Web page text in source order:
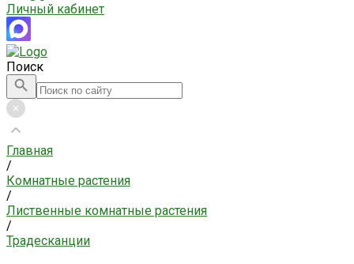
Личный кабинет
Поиск
Главная
/
Комнатные растения
/
Лиственные комнатные растения
/
Традесканции